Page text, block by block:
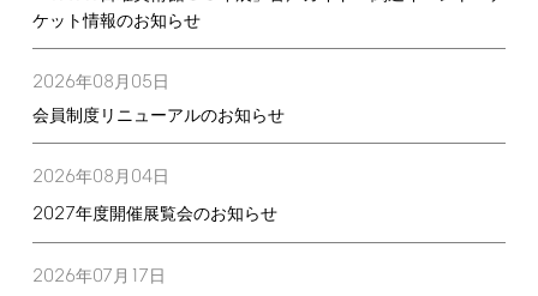
ケット情報のお知らせ
2026年08月 05日
会員制度リニューアルのお知らせ
2026年08月 04日
2027年度開催展覧会のお知らせ
2026年07月 17日